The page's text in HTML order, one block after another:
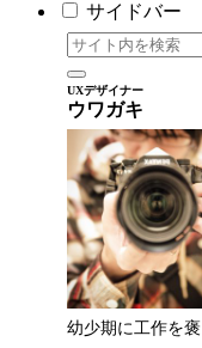
サイドバー
UXデザイナー
ウワガキ
幼少期に工作を褒